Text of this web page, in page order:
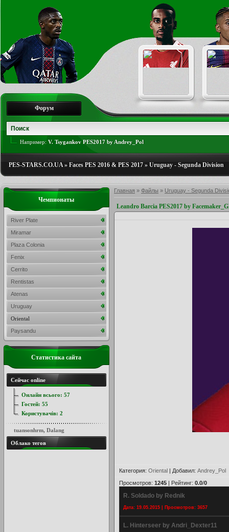
Форум
Например: V. Tsygankov PES2017 by Andrey_Pol
PES-STARS.CO.UA» Faces PES 2016 & PES 2017 » Uruguay - Segunda Division
Главная » Файлы » Uruguay - Segunda
Leandro Barcia PES2017 by
Категория: Oriental | Добавил: Andrey_Pol
Просмотров: 1245 | Рейтинг: 0.0/0
R. Soldado by Rednik
Дата: 19.05.2015 | Просмотров: 3657
L. Hinterseer by Andri_Dexter11
Чемпионаты
River Plate
Miramar
Plaza Colonia
Fenix
Cerrito
Rentistas
Atenas
Uruguay
Oriental
Paysandu
Статистика сайта
Сейчас online
Онлайн всього: 57
Гостей: 55
Користувачів: 2
tuansonhrm, Dalang
Облако тегов